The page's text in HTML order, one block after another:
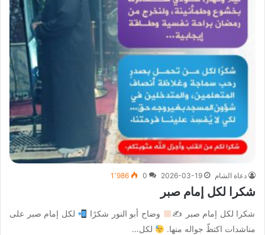
دعاة الشام 2026-03-19
0 1٬986
شكرا لكل إمام صبر
شكرا لكل إمام صبر ✍ وضاح أبو النور شكرًا
لكل إمام صبر على
مناشدات اكتظّ جواله منها.
لكل…